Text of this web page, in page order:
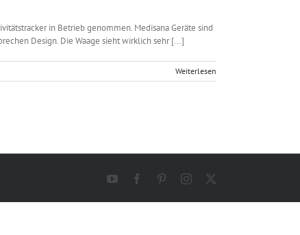
in Betrieb genommen. Medisana Geräte sind
Design. Die Waage sieht wirklich sehr [...]
Weiterlesen
YouTubeFacebookPinterestInstagram